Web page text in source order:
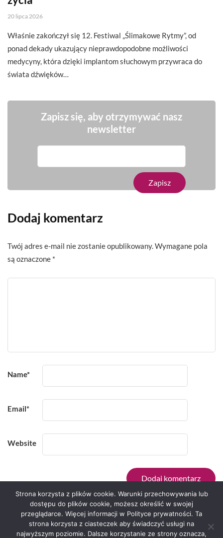
20 lipca 2026
Właśnie zakończył się 12. Festiwal „Ślimakowe Rytmy”, od
ponad dekady ukazujący nieprawdopodobne możliwości
medycyny, która dzięki implantom słuchowym przywraca do
świata dźwięków…
Zapisz się, aby otrzymywać nasz
newsletter
Dodaj komentarz
Twój adres e-mail nie zostanie opublikowany. Wymagane pola
są oznaczone *
Name*
Email*
Website
Serwis zaprojektował Grzegorz Sztank .
Strona korzysta z plików cookie. Warunki przechowywania lub
dostępu do plików cookie, możesz określić w swojej
przeglądarce. Więcej informacji w Polityce prywatności. Ta
strona korzysta z ciasteczek aby świadczyć usługi na
najwyższym poziomie. Dalsze korzystanie ze strony oznacza,